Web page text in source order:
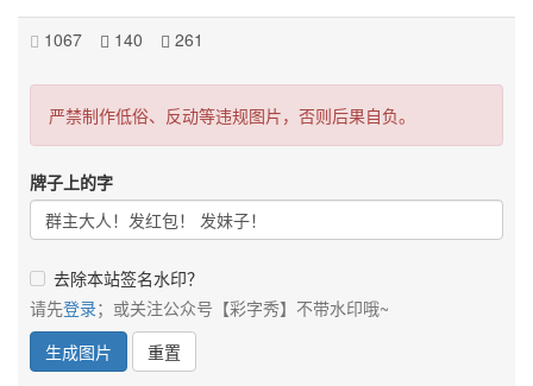
1067 140 261
严禁制作低俗、反动等违规图片，否则后果自负。
牌子上的字
去除本站签名水印？
请先登录；或关注公众号【彩字秀】不带水印哦~
生成图片
重置